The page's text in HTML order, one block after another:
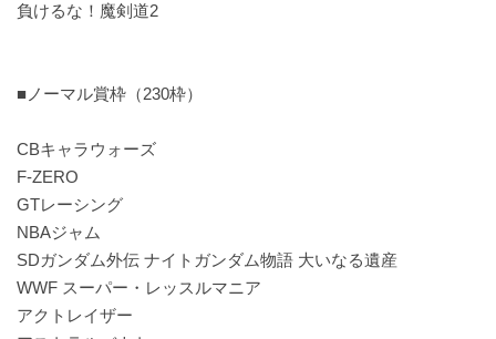
負けるな！魔剣道2
■ノーマル賞枠（230枠）
CBキャラウォーズ
F-ZERO
GTレーシング
NBAジャム
SDガンダム外伝 ナイトガンダム物語 大いなる遺産
WWF スーパー・レッスルマニア
アクトレイザー